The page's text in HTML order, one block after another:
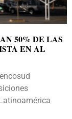
50% DE LAS
EN AL